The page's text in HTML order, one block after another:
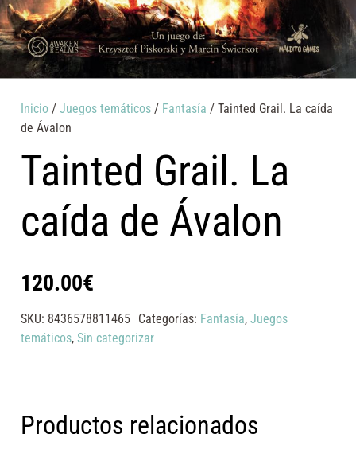
Inicio /Juegos temáticos / Fantasía / Tainted Grail. La caída
de Ávalon
Tainted Grail. La
caída de Ávalon
120.00€
SKU: 8436578811465 Categorías: Fantasía, Juegos
temáticos,Sin categorizar
Productos relacionados